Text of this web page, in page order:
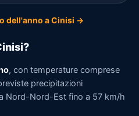
dell'anno a Cinisi →
, con temperature comprese
precipitazioni
Nord-Nord-Est fino a 57 km/h